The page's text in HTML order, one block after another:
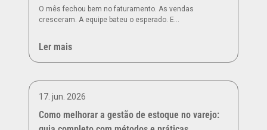
O mês fechou bem no faturamento. As vendas
cresceram. A equipe bateu o esperado. E…
Ler mais
17. jun. 2026
Como melhorar a gestão de estoque no varejo: